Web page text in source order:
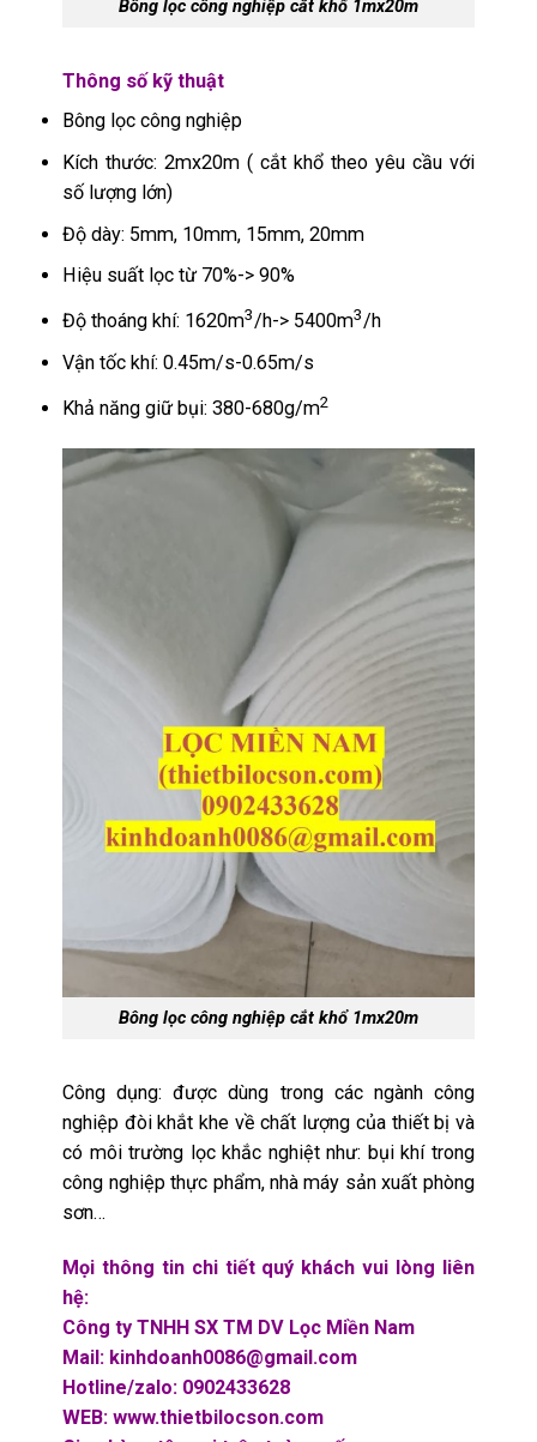
Bông lọc công nghiệp cắt khổ 1mx20m
Thông số kỹ thuật
Bông lọc công nghiệp
Kích thước: 2mx20m ( cắt khổ theo yêu cầu với
số lượng lớn)
Độ dày: 5mm, 10mm, 15mm, 20mm
Hiệu suất lọc từ 70%-> 90%
Độ thoáng khí: 1620m3/h-> 5400m3/h
Vận tốc khí: 0.45m/s-0.65m/s
Khả năng giữ bụi: 380-680g/m2
Bông lọc công nghiệp cắt khổ 1mx20m
Công dụng: được dùng trong các ngành công
nghiệp đòi khắt khe về chất lượng của thiết bị và
có môi trường lọc khắc nghiệt như: bụi khí trong
công nghiệp thực phẩm, nhà máy sản xuất phòng
sơn…
Mọi thông tin chi tiết quý khách vui lòng liên
hệ:
Công ty TNHH SX TM DV Lọc Miền Nam
Mail: kinhdoanh0086@gmail.com
Hotline/zalo: 0902433628
WEB: www.thietbilocson.com